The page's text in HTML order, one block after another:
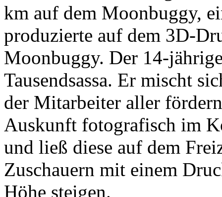
km auf dem Moonbuggy,
produzierte auf dem 3D-
Moonbuggy. Der 14-
Tausendsassa. Er mischt
der Mitarbeiter aller
Auskunft fotografisch im
und ließ diese auf dem
Zuschauern mit einem
Höhe steigen.